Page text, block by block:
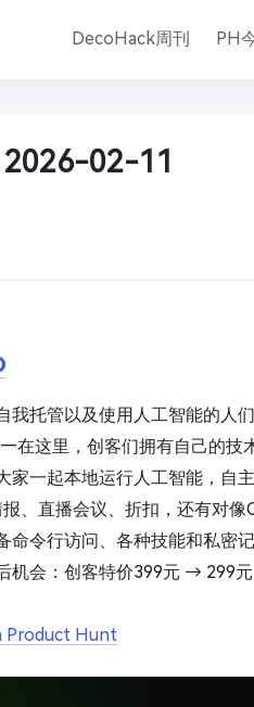
DecoHack周刊 PH
2026-02-11
我托管以及使用人工智能的人
这里，创客们拥有自己的技
家一起本地运行人工智能，自
、直播会议、折扣，还有对
命令行访问、各种技能和私密
机会：创客特价399元 → 299
Product Hunt